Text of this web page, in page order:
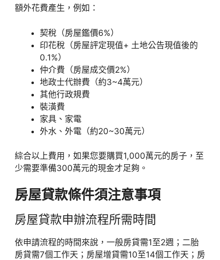
額外花費產生，例如：
契稅（房屋鑑價6%）
印花稅（房屋評定現值+ 土地公告現值後的
0.1%）
仲介費（房屋成交價2%）
地政士代辦費（約3~4萬元）
其他行政規費
裝潢費
家具、家電
外水、外電（約20~30萬元）
綜合以上費用，如果您要購買1,000萬元的房子，至
少需要準備300萬元的現金才足夠。
房屋貸款條件須注意事項
房屋貸款申辦流程所需時間
依申請流程的時間來說，一般房貸需1至2週；二胎
房貸需7個工作天；房屋增貸需10至14個工作天；房